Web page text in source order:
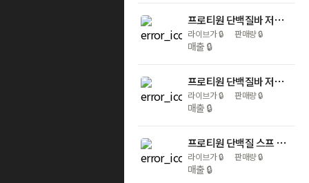
프로티원 단백질바 저당 프로틴바 초코맛 피넛버터맛 20개입 에너지바 칼로리바 간식
라이브가🔒 판매량🔒
매출 🔒
프로티원 단백질바 저당 프로틴바 초코맛 피넛버터맛 10개입 에너지바 칼로리바 간식
라이브가🔒 판매량🔒
매출 🔒
프로티원 단백질 스프 3종 양송이 콘 라면맛 5팩 수프 체중조절용 식사대용
라이브가🔒 판매량🔒
매출 🔒